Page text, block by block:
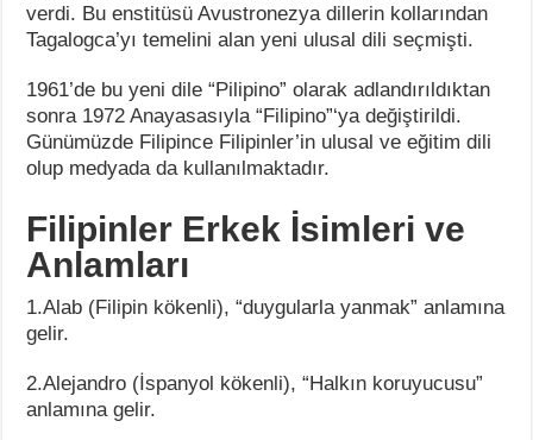
verdi. Bu enstitüsü Avustronezya dillerin kollarından
Tagalogca’yı temelini alan yeni ulusal dili seçmişti.
1961’de bu yeni dile “Pilipino” olarak adlandırıldıktan
sonra 1972 Anayasasıyla “Filipino”‘ya değiştirildi.
Günümüzde Filipince Filipinler’in ulusal ve eğitim dili
olup medyada da kullanılmaktadır.
Filipinler Erkek İsimleri ve
Anlamları
1.Alab (Filipin kökenli), “duygularla yanmak” anlamına
gelir.
2.Alejandro (İspanyol kökenli), “Halkın koruyucusu”
anlamına gelir.